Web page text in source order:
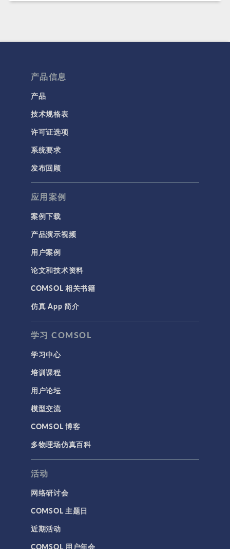
产品信息
产品
技术规格表
许可证选项
系统要求
发布回顾
应用案例
案例下载
产品演示视频
用户案例
论文和技术资料
COMSOL 相关书籍
仿真 App 简介
学习 COMSOL
学习中心
培训课程
用户论坛
模型交流
COMSOL 博客
多物理场仿真百科
活动
网络研讨会
COMSOL 主题日
近期活动
COMSOL 用户年会